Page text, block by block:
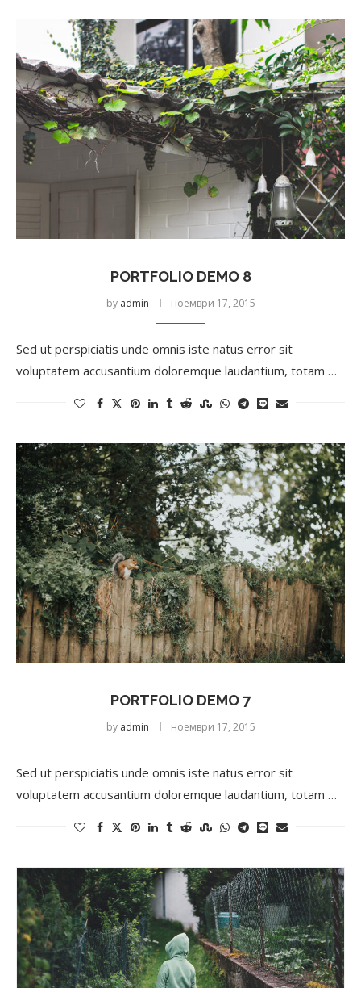
PORTFOLIO DEMO 8
by admin ноември 17, 2015
Sed ut perspiciatis unde omnis iste natus error sit
voluptatem accusantium doloremque laudantium, totam …
PORTFOLIO DEMO 7
by admin ноември 17, 2015
Sed ut perspiciatis unde omnis iste natus error sit
voluptatem accusantium doloremque laudantium, totam …